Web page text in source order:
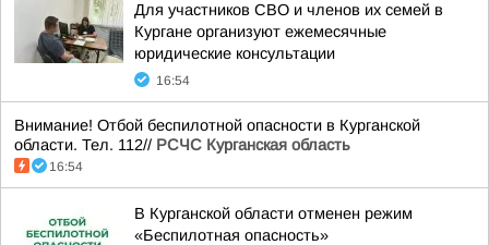
Для участников СВО и членов их семей в
Кургане организуют ежемесячные
юридические консультации
16:54
Внимание! Отбой беспилотной опасности в Курганской
области. Тел. 112// РСЧС Курганская область
16:54
В Курганской области отменен режим
«Беспилотная опасность»